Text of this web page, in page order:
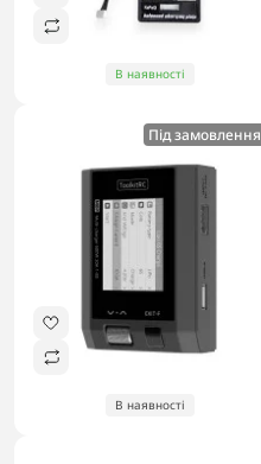
В наявності
Під замовлення
В наявності